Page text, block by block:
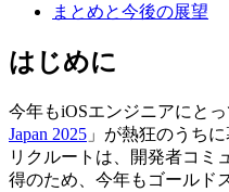
まとめと今後の展望
はじめに
今年もiOSエンジニアにと
Japan 2025 」が熱狂のうち
リクルートは、開発者コミ
得のため、今年もゴールド